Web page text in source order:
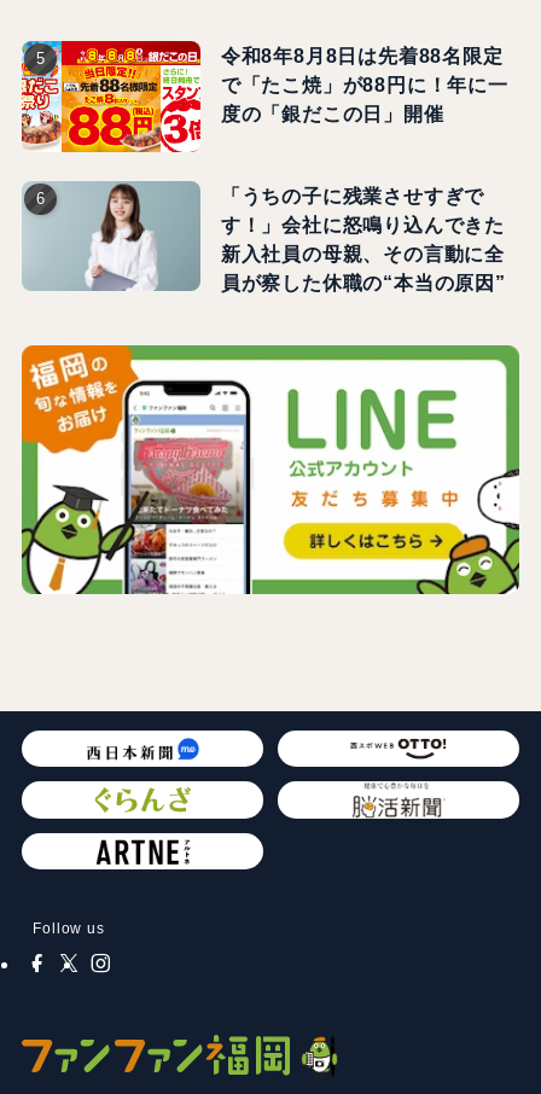
令和8年8月8日は先着88名限定
で「たこ焼」が88円に！年に一
度の「銀だこの日」開催
「うちの子に残業させすぎで
す！」会社に怒鳴り込んできた
新入社員の母親、その言動に全
員が察した休職の“本当の原因”
Follow us